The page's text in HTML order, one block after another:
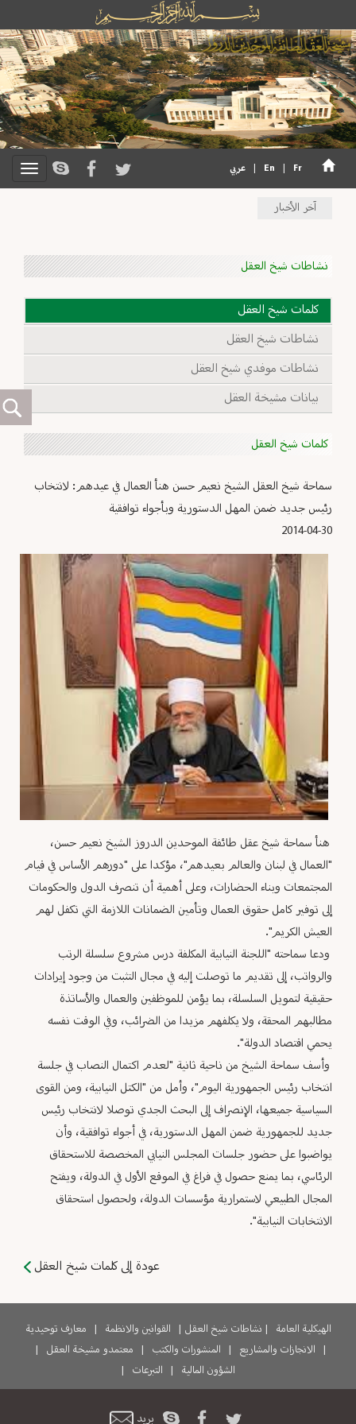
En Fr عربي
آخر الأخبار
نشاطات شيخ العقل
كلمات شيخ العقل
نشاطات شيخ العقل
نشاطات موفدي شيخ العقل
بيانات مشيخة العقل
كلمات شيخ العقل
سماحة شيخ العقل الشيخ نعيم حسن هنأ العمال في عيدهم: لانتخاب
رئيس جديد ضمن المهل الدستورية وبأجواء توافقية
2014-04-30
هنأ سماحة شيخ عقل طائفة الموحدين الدروز الشيخ نعيم حسن،
"العمال في لبنان والعالم بعيدهم"، مؤكدا على "دورهم الأساس في قيام
المجتمعات وبناء الحضارات، وعلى أهمية أن تنصرف الدول والحكومات
إلى توفير كامل حقوق العمال وتأمين الضمانات اللازمة التي تكفل لهم
العيش الكريم".
ودعا سماحته "اللجنة النيابية المكلفة درس مشروع سلسلة الرتب
والرواتب، إلى تقديم ما توصلت إليه في مجال التثبت من وجود إيرادات
حقيقية لتمويل السلسلة، بما يؤمن للموظفين والعمال والأساتذة
مطالبهم المحقة، ولا يكلفهم مزيدا من الضرائب، وفي الوقت نفسه
يحمي اقتصاد الدولة".
وأسف سماحة الشيخ من ناحية ثانية "لعدم اكتمال النصاب في جلسة
انتخاب رئيس الجمهورية اليوم"، وأمل من "الكتل النيابية، ومن القوى
السياسية جميعها، الإنصراف إلى البحث الجدي توصلا لانتخاب رئيس
جديد للجمهورية ضمن المهل الدستورية، في أجواء توافقية، وأن
يواضبوا على حضور جلسات المجلس النيابي المخصصة للاستحقاق
الرئاسي، بما يمنع حصول في فراغ في الموقع الأول في الدولة، ويفتح
المجال الطبيعي لاستمرارية مؤسسات الدولة، ولحصول استحقاق
الانتخابات النيابية".
عودة إلى كلمات شيخ العقل
الهيكلية العامة | نشاطات شيخ العقل | القوانين والانظمة |
معارف توحيدية
|
الانجازات والمشاريع | المنشورات والكتب | معتمدو مشيخة العقل
|
الشؤون المالية
| التبرعات |
بريد